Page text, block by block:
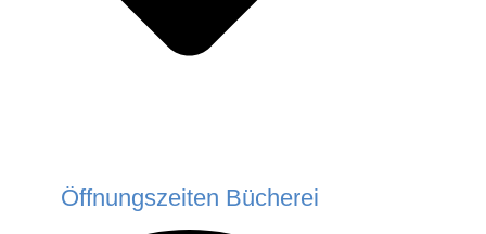
Öffnungszeiten Bücherei